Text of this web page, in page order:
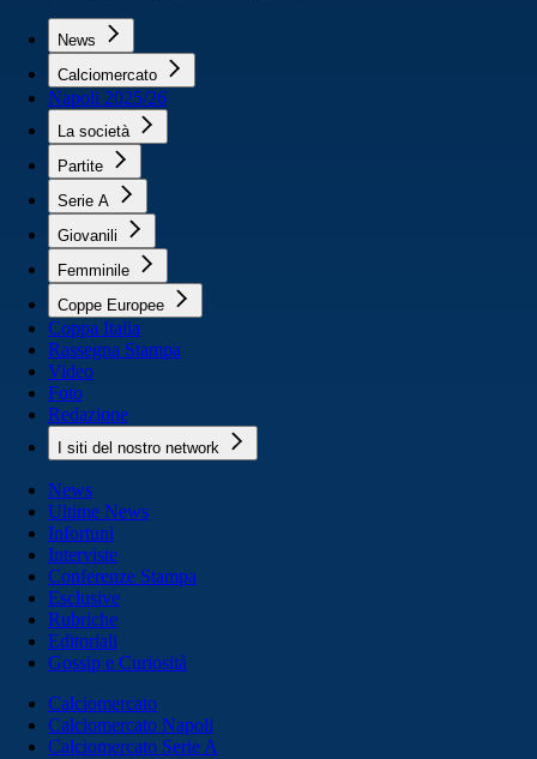
News
Calciomercato
Napoli 2025/26
La società
Partite
Serie A
Giovanili
Femminile
Coppe Europee
Coppa Italia
Rassegna Stampa
Video
Foto
Redazione
I siti del nostro network
News
Ultime News
Infortuni
Interviste
Conferenze Stampa
Esclusive
Rubriche
Editoriali
Gossip e Curiosità
Calciomercato
Calciomercato Napoli
Calciomercato Serie A